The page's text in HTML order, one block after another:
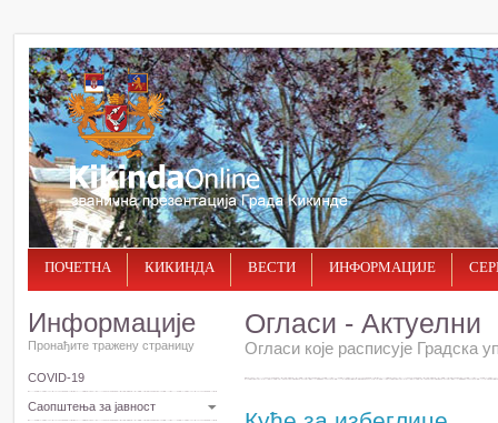
ПОЧЕТНА КИКИНДА ВЕСТИ ИНФОРМАЦИЈЕ
Информације
Пронађите тражену страницу
COVID-19
Саопштења за јавност
Огласи - Актуелни
Огласи које расписује Градска